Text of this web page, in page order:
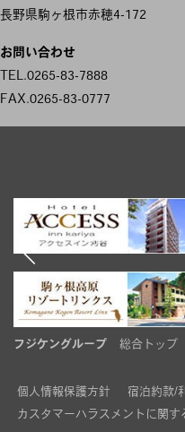
ナ
ビ
ゲ
ー
ン
長野県駒ヶ根市赤穂4-172
お問い合わせ
TEL.0265-83-7888
FAX.0265-83-0777
フジケングループ 総合トップ
個人情報保護方針
宿泊約款/
カスタマーハラスメントに関す